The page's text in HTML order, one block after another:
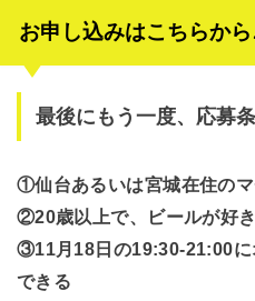
お申し込みはこちらから
最後にもう一度、応募
①仙台あるいは宮城在住の
②20歳以上で、ビールが好き
③11月18日の19:30-21:00に
できる